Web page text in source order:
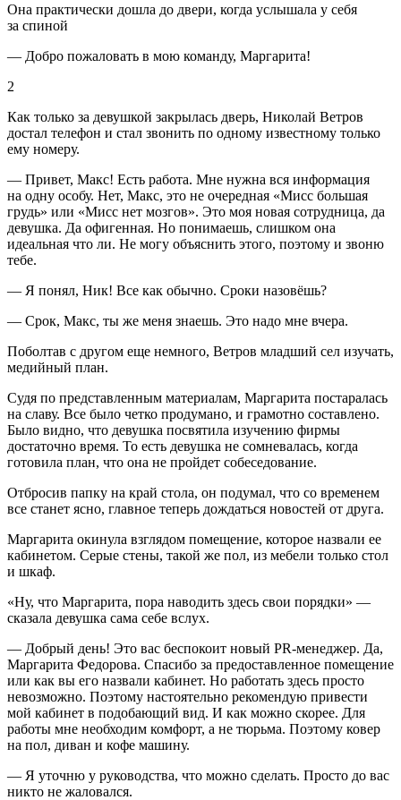
Она практически дошла до двери, когда услышала у себя
за спиной
— Добро пожаловать в мою команду, Маргарита!
2
Как только за девушкой закрылась дверь, Николай Ветров
достал телефон и стал звонить по одному известному только
ему номеру.
— Привет, Макс! Есть работа. Мне нужна вся информация
на одну особу. Нет, Макс, это не очередная «Мисс большая
грудь» или «Мисс нет мозгов». Это моя новая сотрудница, да
девушка. Да офигенная. Но понимаешь, слишком она
идеальная что ли. Не могу объяснить этого, поэтому и звоню
тебе.
— Я понял, Ник! Все как обычно. Сроки назовёшь?
— Срок, Макс, ты же меня знаешь. Это надо мне вчера.
Поболтав с другом еще немного, Ветров младший сел изучать,
медийный план.
Судя по представленным материалам, Маргарита постаралась
на славу. Все было четко продумано, и грамотно составлено.
Было видно, что девушка посвятила изучению фирмы
достаточно время. То есть девушка не сомневалась, когда
готовила план, что она не пройдет собеседование.
Отбросив папку на край стола, он подумал, что со временем
все станет ясно, главное теперь дождаться новостей от друга.
Маргарита окинула взглядом помещение, которое назвали ее
кабинетом. Серые стены, такой же пол, из мебели только стол
и шкаф.
«Ну, что Маргарита, пора наводить здесь свои порядки» —
сказала девушка сама себе вслух.
— Добрый день! Это вас беспокоит новый PR-менеджер. Да,
Маргарита Федорова. Спасибо за предоставленное помещение
или как вы его назвали кабинет. Но работать здесь просто
невозможно. Поэтому настоятельно рекомендую привести
мой кабинет в подобающий вид. И как можно скорее. Для
работы мне необходим комфорт, а не тюрьма. Поэтому ковер
на пол, диван и кофе машину.
— Я уточню у руководства, что можно сделать. Просто до вас
никто не жаловался.